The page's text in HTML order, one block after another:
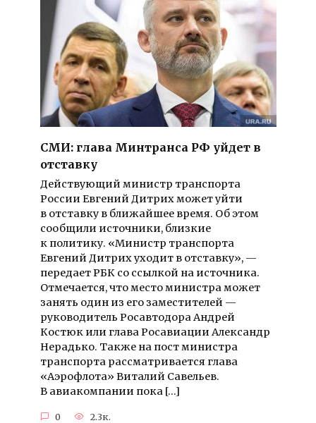
СМИ: глава Минтранса РФ уйдет в
отставку
Действующий министр транспорта
России Евгений Дитрих может уйти
в отставку в ближайшее время. Об этом
сообщили источники, близкие
к политику. «Министр транспорта
Евгений Дитрих уходит в отставку», —
передает РБК со ссылкой на источника.
Отмечается, что место министра может
занять один из его заместителей —
руководитель Росавтодора Андрей
Костюк или глава Росавиации Александр
Нерадько. Также на пост министра
транспорта рассматривается глава
«Аэрофлота» Виталий Савельев.
В авиакомпании пока […]
0 2.3к.